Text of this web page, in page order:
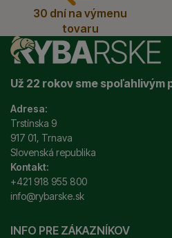
30 dní na výmenu
tovaru
Už 22 rokov sme
Adresa:
Trstínska 9
917 01, Trnava
Slovenská republika
Kontakt:
+421 918 955 800
info@rybarske.sk
INFO PRE ZÁKAZNÍKOV